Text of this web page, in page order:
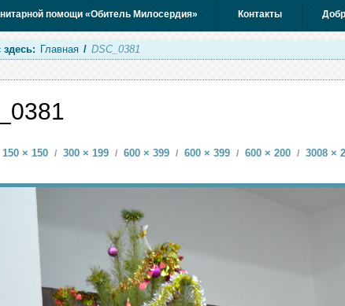
помощи «Обитель Милосердия» Контакты
Главная / DSC_0381
150 × 150 / 300 × 199 / 600 × 399 / 600 × 399 / 600 × 200 / 3008 ×